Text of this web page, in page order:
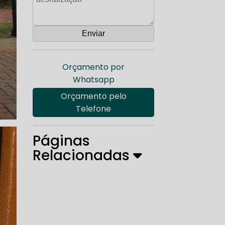
Orçamento por
Whatsapp
Orçamento pelo
Telefone
Páginas
Relacionadas